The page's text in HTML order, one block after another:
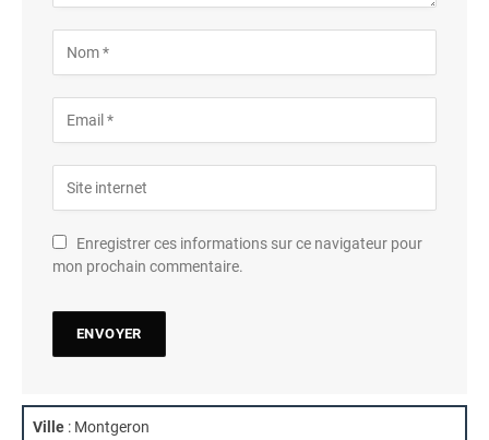
Enregistrer ces informations sur ce navigateur pour
mon prochain commentaire.
Ville : Montgeron